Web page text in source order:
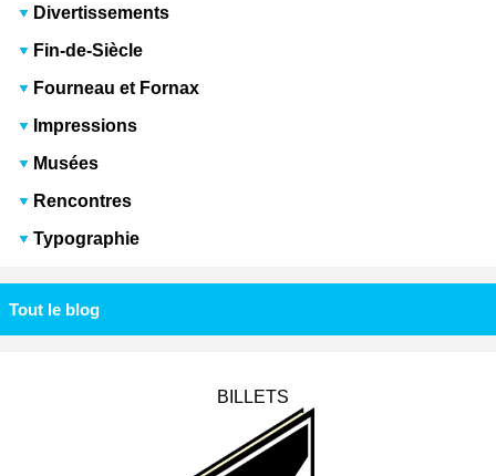
Divertissements
Fin-de-Siècle
Fourneau et Fornax
Impressions
Musées
Rencontres
Typographie
Tout le blog
BILLETS